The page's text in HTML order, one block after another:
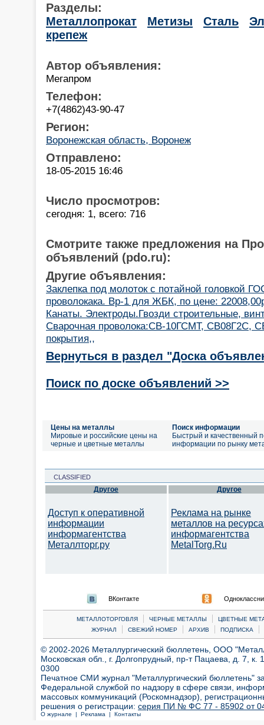
Разделы:
Металлопрокат
Метизы Сталь
крепеж
Автор объявления:
Мегапром
Телефон:
+7(4862)43-90-47
Регион:
Воронежская область, Воронеж
Отправлено:
18-05-2015 16:46
Число просмотров:
сегодня: 1, всего: 716
Смотрите также предложения на
объявлений (pdo.ru):
Другие объявления:
Заклепка под молоток с потайной головкой
проволокака. Вр-1 для ЖБК, по цене:
Канаты. Электроды.Гвозди строительные,
Cварочная проволока:СВ-10ГСМТ, СВ08Г2С,
покрытия,,
Вернуться в раздел "Доска
Поиск по доске объявлений >>
Цены на металлы
Мировые и российские цены на
черные и цветные металлы
Поиск информации
Быстрый и качественный
информации по рынку
CLASSIFIED
Другое
Доступ к оперативной
информации
информагентства
Металлторг.ру
Другое
Реклама на рынке
металлов на
информагентства
MetalTorg.Ru
ВКонтакте
МЕТАЛЛОТОРГОВЛЯ | ЧЕРНЫЕ МЕТАЛЛЫ |
ЦВЕТНЫЕ
ЖУРНАЛ
| СВЕЖИЙ НОМЕР | АРХИВ | ПОДПИСКА |
© 2002-2026 Металлургический бюллетень, ООО
Московская обл., г. Долгопрудный, пр-т Пацаева, д. 7,
0300
Печатное СМИ журнал "Металлургический бюллетень"
Федеральной службой по надзору в сфере связи,
массовых коммуникаций (Роскомнадзор),
решения о регистрации: серия ПИ № ФС 77 - 85902 от 04
О журнале | Реклама | Контакты